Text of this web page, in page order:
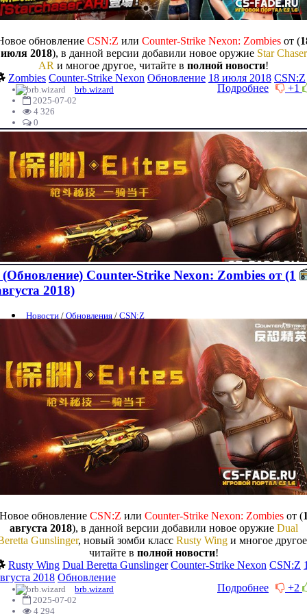
обновление CSN:Z или Counter-Strike Nexon: Zombiesот (
июля 2018), в данной версии добавили новое оружие Star Chaser
AR и многое другое, читайте в полной новости!
Zombies Counter-Strike Nexon Обновление 18 июля 2018 CSN:Z
+1
Подробнее
brb.wizard
2025-07-02
4 326
0
(Обновление) Counter-Strike Nexon: Zombies от (1
2018)
Новости / Обновления / CSN:Z
обновление CSN:Z или Counter-Strike Nexon: Zombiesот (
августа 2018), в данной версии добавили новое оружие Dual
Gunslinger, новый зомби класс Rusty Wing и многое
читайте в полной новости!
Rusty Wing Dual Beretta Gunslinger Counter-Strike Nexon CSN:Z
2018 Обновление
+2
Подробнее
brb.wizard
2025-07-02
4 294